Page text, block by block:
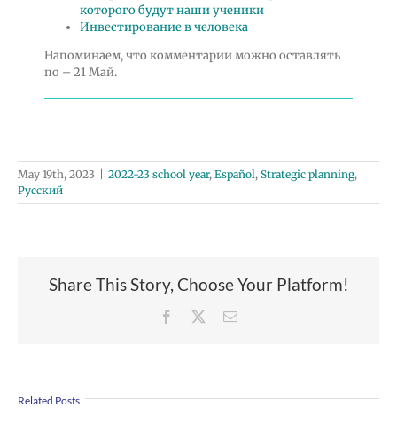
которого будут наши ученики
Инвестирование в человека
Напоминаем, что комментарии можно оставлять
по – 21 Май.
May 19th, 2023 | 2022-23 school year, Español, Strategic planning,
Русский
Share This Story, Choose Your Platform!
Facebook Email
Related Posts